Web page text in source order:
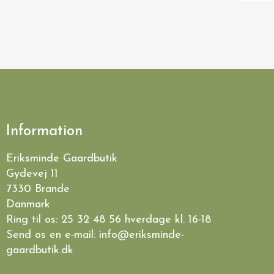
Information
Eriksminde Gaardbutik
Gydevej 11
7330 Brande
Danmark
Ring til os: 25 32 48 56 hverdage kl. 16-18
Send os en e-mail: info@eriksminde-
gaardbutik.dk